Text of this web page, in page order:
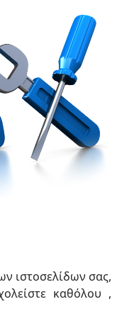
ιστοσελίδων σας,
καθόλου ,